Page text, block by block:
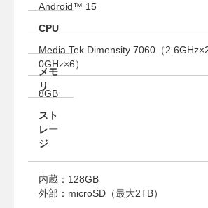
Android™ 15
CPU
Media Tek Dimensity 7060（
0GHz×6）
メモ
リ
8GB
スト
レー
ジ
内蔵：128GB
外部：microSD（最大2TB）